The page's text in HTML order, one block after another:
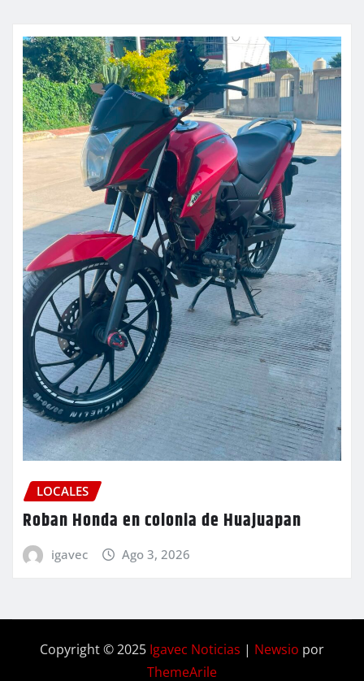
LOCALES
Roban Honda en colonia de Huajuapan
igavec Ago 3, 2026
Copyright © 2025 Igavec Noticias | Newsio por
ThemeArile